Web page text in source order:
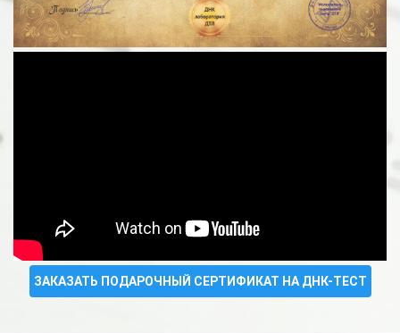
ЗАКАЗАТЬ ПОДАРОЧНЫЙ СЕРТИФИКАТ НА ДНК-ТЕСТ